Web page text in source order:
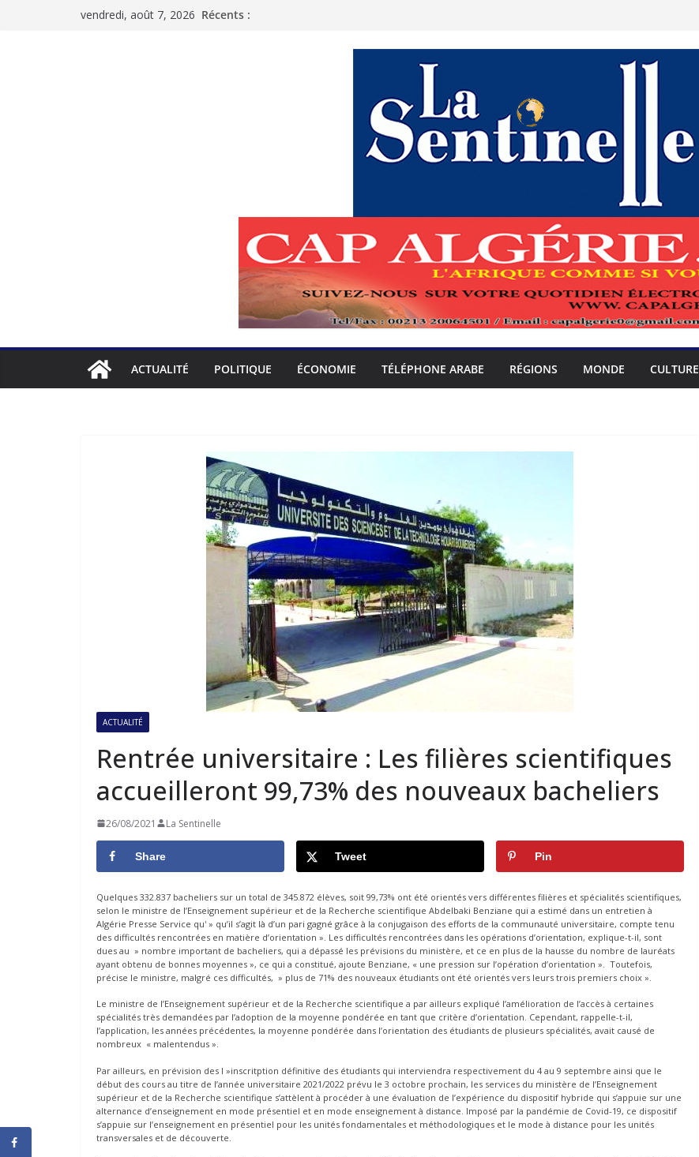
vendredi, août 7, 2026 Récents :
ACTUALITÉ POLITIQUE ÉCONOMIE TÉLÉPHONE ARABE RÉGIONS MONDE CULTURE
ACTUALITÉ
Rentrée universitaire : Les filières scientifiques
accueilleront 99,73% des nouveaux bacheliers
26/08/2021 La Sentinelle
Share Tweet Pin
Quelques 332.837 bacheliers sur un total de 345.872 élèves, soit 99,73% ont été orientés vers différentes filières et spécialités scientifiques,
selon le ministre de l’Enseignement supérieur et de la Recherche scientifique Abdelbaki Benziane qui a estimé dans un entretien à
Algérie Presse Service qu' » qu’il s’agit là d’un pari gagné grâce à la conjugaison des efforts de la communauté universitaire, compte tenu
des difficultés rencontrées en matière d’orientation ». Les difficultés rencontrées dans les opérations d’orientation, explique-t-il, sont
dues au » nombre important de bacheliers, qui a dépassé les prévisions du ministère, et ce en plus de la hausse du nombre de lauréats
ayant obtenu de bonnes moyennes », ce qui a constitué, ajoute Benziane, « une pression sur l’opération d’orientation ». Toutefois,
précise le ministre, malgré ces difficultés, » plus de 71% des nouveaux étudiants ont été orientés vers leurs trois premiers choix ».
Le ministre de l’Enseignement supérieur et de la Recherche scientifique a par ailleurs expliqué l’amélioration de l’accès à certaines
spécialités très demandées par l’adoption de la moyenne pondérée en tant que critère d’orientation. Cependant, rappelle-t-il,
l’application, les années précédentes, la moyenne pondérée dans l’orientation des étudiants de plusieurs spécialités, avait causé de
nombreux « malentendus ».
Par ailleurs, en prévision des l »inscritption définitive des étudiants qui interviendra respectivement du 4 au 9 septembre ainsi que le
début des cours au titre de l’année universitaire 2021/2022 prévu le 3 octobre prochain, les services du ministère de l’Enseignement
supérieur et de la Recherche scientifique s’attèlent à procéder à une évaluation de l’expérience du dispositif hybride qui s’appuie sur une
alternance d’enseignement en mode présentiel et en mode enseignement à distance. Imposé par la pandémie de Covid-19, ce dispositif
s’appuie sur l’enseignement en présentiel pour les unités fondamentales et méthodologiques et le mode à distance pour les unités
transversales et de découverte.